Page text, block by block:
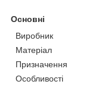
Основні
Виробник
Матеріал
Призначення
Особливості